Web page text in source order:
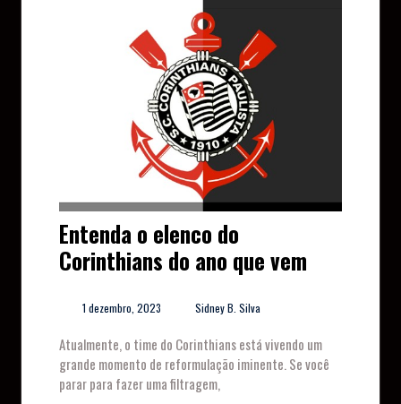
Entenda o elenco do
Corinthians do ano que vem
1 dezembro, 2023 Sidney B. Silva
Atualmente, o time do Corinthians está vivendo um
grande momento de reformulação iminente. Se você
parar para fazer uma filtragem,